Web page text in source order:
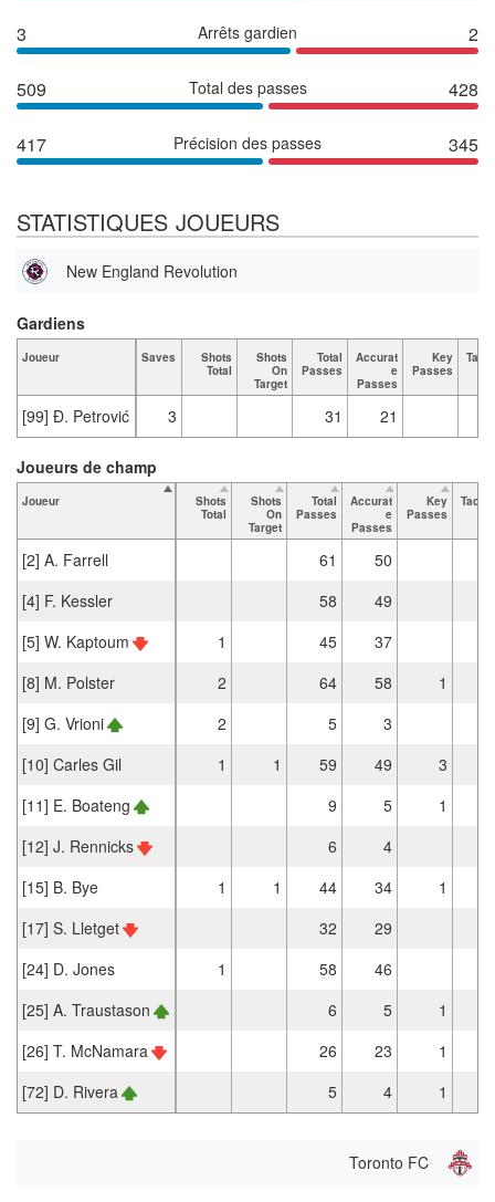
3 Arrêts gardien 2
509 Total des passes 428
417 Précision des passes 345
STATISTIQUES JOUEURS
New England Revolution
Joueur Saves
Shots
Total
Shots
On
Target
Total
Passes
Accurat
e
Passes
Key
Passes
[99] Đ. Petrović 3 31 21
Gardiens
Joueur
Shots
Total
Shots
On
Target
Total
Passes
Accurat
e
Passes
Key
Passes
[2] A. Farrell 61 50
[4] F. Kessler
58 49
[5] W. Kaptoum
1 45 37
[8] M. Polster
2 64 58 1
[9] G. Vrioni
2 5
3
[10] Carles Gil
1 1 59 49
3
[11] E. Boateng
9 5
1
[12] J. Rennicks
6
4
[15] B. Bye
1 1 44 34
1
[17] S. Lletget
32
29
[24] D. Jones
1 58
46
[25] A. Traustason
6 5
1
[26] T. McNamara
26 23 1
[72] D. Rivera
5 4 1
Joueurs de champ
Toronto FC